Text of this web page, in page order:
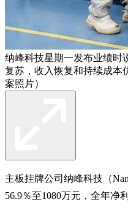
纳峰科技星期一发布业绩时
复苏，收入恢复和持续成本
案照片）
主板挂牌公司纳峰科技（
56.9％至1080万元，全年净